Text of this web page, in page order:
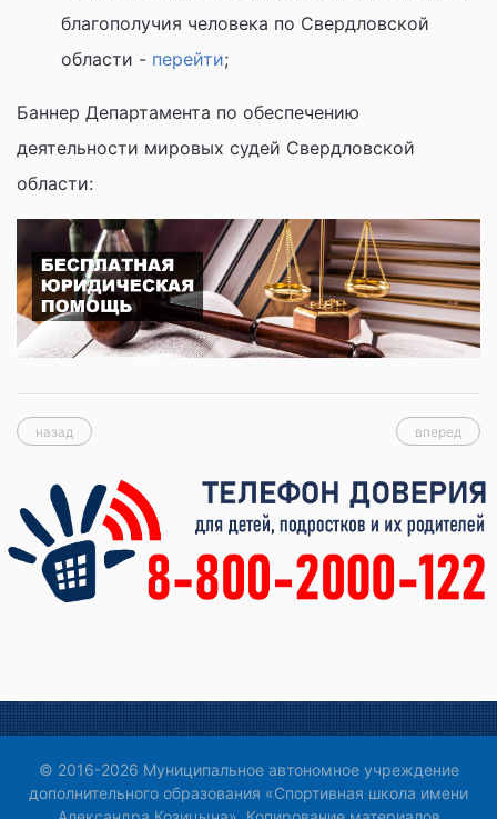
благополучия человека по Свердловской
области - перейти;
Баннер Департамента по обеспечению
деятельности мировых судей Свердловской
области:
назад вперед
© 2016-2026 Муниципальное автономное учреждение
дополнительного образования «Спортивная школа имени